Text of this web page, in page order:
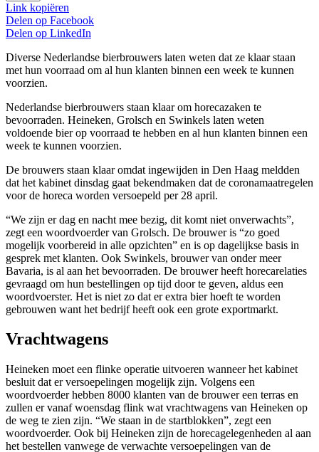
Link kopiëren
Delen op Facebook
Delen op LinkedIn
Diverse Nederlandse bierbrouwers laten weten dat ze klaar staan
met hun voorraad om al hun klanten binnen een week te kunnen
voorzien.
Nederlandse bierbrouwers staan klaar om horecazaken te
bevoorraden. Heineken, Grolsch en Swinkels laten weten
voldoende bier op voorraad te hebben en al hun klanten binnen een
week te kunnen voorzien.
De brouwers staan klaar omdat ingewijden in Den Haag meldden
dat het kabinet dinsdag gaat bekendmaken dat de coronamaatregelen
voor de horeca worden versoepeld per 28 april.
“We zijn er dag en nacht mee bezig, dit komt niet onverwachts”,
zegt een woordvoerder van Grolsch. De brouwer is “zo goed
mogelijk voorbereid in alle opzichten” en is op dagelijkse basis in
gesprek met klanten. Ook Swinkels, brouwer van onder meer
Bavaria, is al aan het bevoorraden. De brouwer heeft horecarelaties
gevraagd om hun bestellingen op tijd door te geven, aldus een
woordvoerster. Het is niet zo dat er extra bier hoeft te worden
gebrouwen want het bedrijf heeft ook een grote exportmarkt.
Vrachtwagens
Heineken moet een flinke operatie uitvoeren wanneer het kabinet
besluit dat er versoepelingen mogelijk zijn. Volgens een
woordvoerder hebben 8000 klanten van de brouwer een terras en
zullen er vanaf woensdag flink wat vrachtwagens van Heineken op
de weg te zien zijn. “We staan in de startblokken”, zegt een
woordvoerder. Ook bij Heineken zijn de horecagelegenheden al aan
het bestellen vanwege de verwachte versoepelingen van de